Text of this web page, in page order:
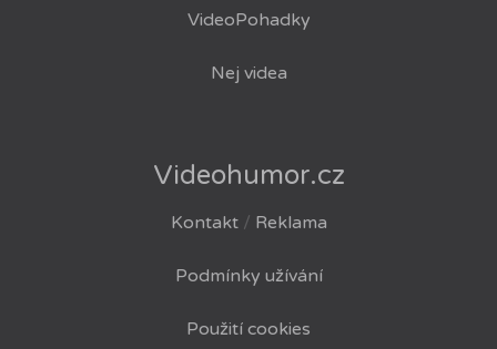
VideoPohadky
Nej videa
Videohumor.cz
Kontakt/ Reklama
Podmínky užívání
Použití cookies